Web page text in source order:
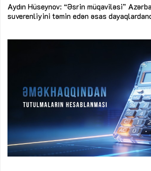
Aydın Hüseynov: “Əsrin müqaviləsi”
suverenliyini təmin edən əsas